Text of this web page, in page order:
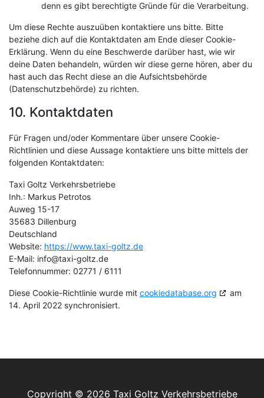
denn es gibt berechtigte Gründe für die Verarbeitung.
Um diese Rechte auszuüben kontaktiere uns bitte. Bitte
beziehe dich auf die Kontaktdaten am Ende dieser Cookie-
Erklärung. Wenn du eine Beschwerde darüber hast, wie wir
deine Daten behandeln, würden wir diese gerne hören, aber du
hast auch das Recht diese an die Aufsichtsbehörde
(Datenschutzbehörde) zu richten.
10. Kontaktdaten
Für Fragen und/oder Kommentare über unsere Cookie-
Richtlinien und diese Aussage kontaktiere uns bitte mittels der
folgenden Kontaktdaten:
Taxi Goltz Verkehrsbetriebe
Inh.: Markus Petrotos
Auweg 15-17
35683 Dillenburg
Deutschland
Website: https://www.taxi-goltz.de
E-Mail: info@taxi-goltz.de
Telefonnummer: 02771 / 6111
Diese Cookie-Richtlinie wurde mit cookiedatabase.org
am
14. April 2022 synchronisiert.
Copyright © 2026 Taxi Goltz Verkehrsbetriebe